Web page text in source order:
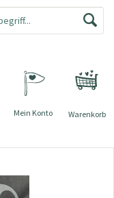
Warenkorb
Mein Konto